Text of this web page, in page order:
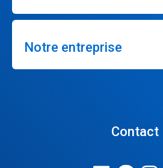
Notre entreprise
Contact